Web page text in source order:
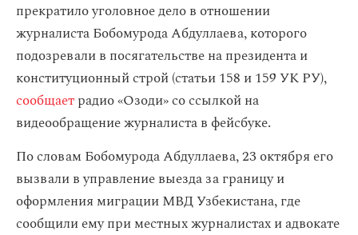
прекратило уголовное дело в отношении
журналиста Бобомурода Абдуллаева, которого
подозревали в посягательстве на президента и
конституционный строй (статьи 158 и 159 УК РУ),
сообщаетрадио «Озоди» со ссылкой на
видеообращение журналиста в фейсбуке.
По словам Бобомурода Абдуллаева, 23 октября его
вызвали в управление выезда за границу и
оформления миграции МВД Узбекистана, где
сообщили ему при местных журналистах и адвокате